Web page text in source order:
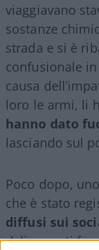
viaggiavano
sostanze
strada e si è
confusionale
causa
loro le armi, li
hanno dato
lasciando sul
Poco dopo,
che è stato
diffusi sui
delinquenti